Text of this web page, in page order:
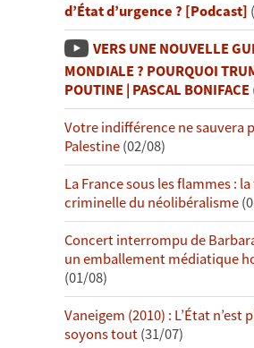
d’État d’urgence ? [Podcast]
VERS UNE NOUVELLE
MONDIALE ? POURQUOI
POUTINE | PASCAL BONIFACE
Votre indifférence ne sauvera
Palestine(02/08)
La France sous les flammes :
criminelle du néolibéralisme
Concert interrompu de
un emballement médiatique
(01/08)
Vaneigem (2010) : L’État n’est
soyons tout(31/07)